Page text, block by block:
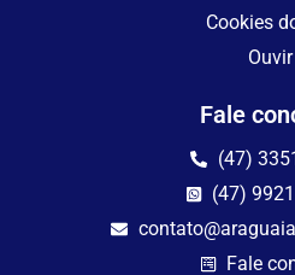
Cookies
Ouvir
Fale
(47)
(47)
Fale